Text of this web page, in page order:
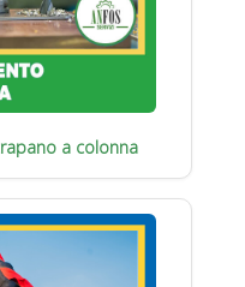
a colonna